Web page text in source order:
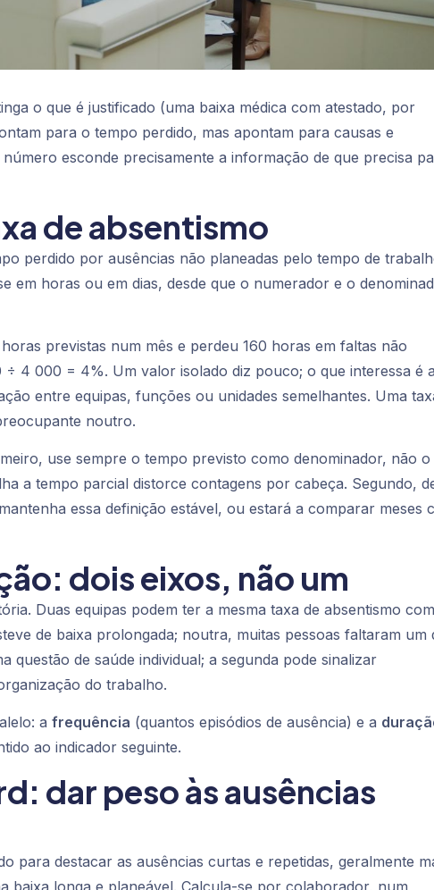
o que é justificado (uma baixa médica com atestado, por
para o tempo perdido, mas apontam para causas e
esconde precisamente a informação de que precisa
de absentismo
perdido por ausências não planeadas pelo tempo de
em horas ou em dias, desde que o numerador e o
previstas num mês e perdeu 160 horas em faltas não
÷ 4 000 = 4%. Um valor isolado diz pouco; o que interessa é a
entre equipas, funções ou unidades semelhantes. Uma
noutro.
use sempre o tempo previsto como denominador, não o
a tempo parcial distorce contagens por cabeça. Segundo,
essa definição estável, ou estará a comparar meses
dois eixos, não um
Duas equipas podem ter a mesma taxa de absentismo com
de baixa prolongada; noutra, muitas pessoas faltaram um
questão de saúde individual; a segunda pode sinalizar
do trabalho.
a frequência (quantos episódios de ausência) e a
ao indicador seguinte.
dar peso às ausências
para destacar as ausências curtas e repetidas, geralmente
baixa longa e planeável. Calcula-se por colaborador, num